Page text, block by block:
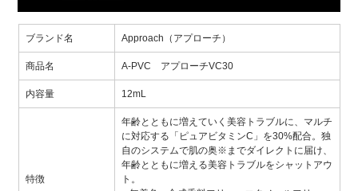
ブランド名 Approach（アプローチ）
商品名 A-PVC アプローチVC30
内容量 12mL
特徴
年齢とともに増えていく美容トラブルに、マルチ
に対応する「ピュアビタミンC」を30%配合。独
自のシステムで肌の奥※までダイレクトに届け、
年齢とともに増える美容トラブルをシャットアウ
ト。